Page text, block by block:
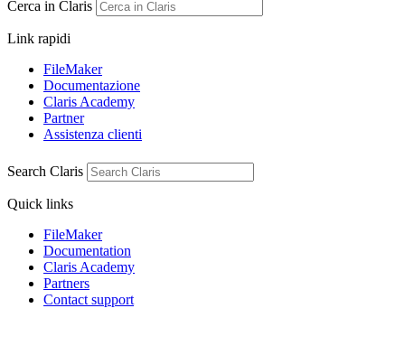
Cerca in Claris
Link rapidi
FileMaker
Documentazione
Claris Academy
Partner
Assistenza clienti
Search Claris
Quick links
FileMaker
Documentation
Claris Academy
Partners
Contact support